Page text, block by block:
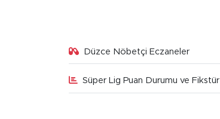
Düzce Nöbetçi Eczaneler
Süper Lig Puan Durumu ve Fikstür